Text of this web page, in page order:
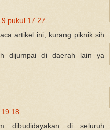
pukul 17.27
artikel ini, kurang piknik sih
dijumpai di daerah lain ya
dibudidayakan di seluruh